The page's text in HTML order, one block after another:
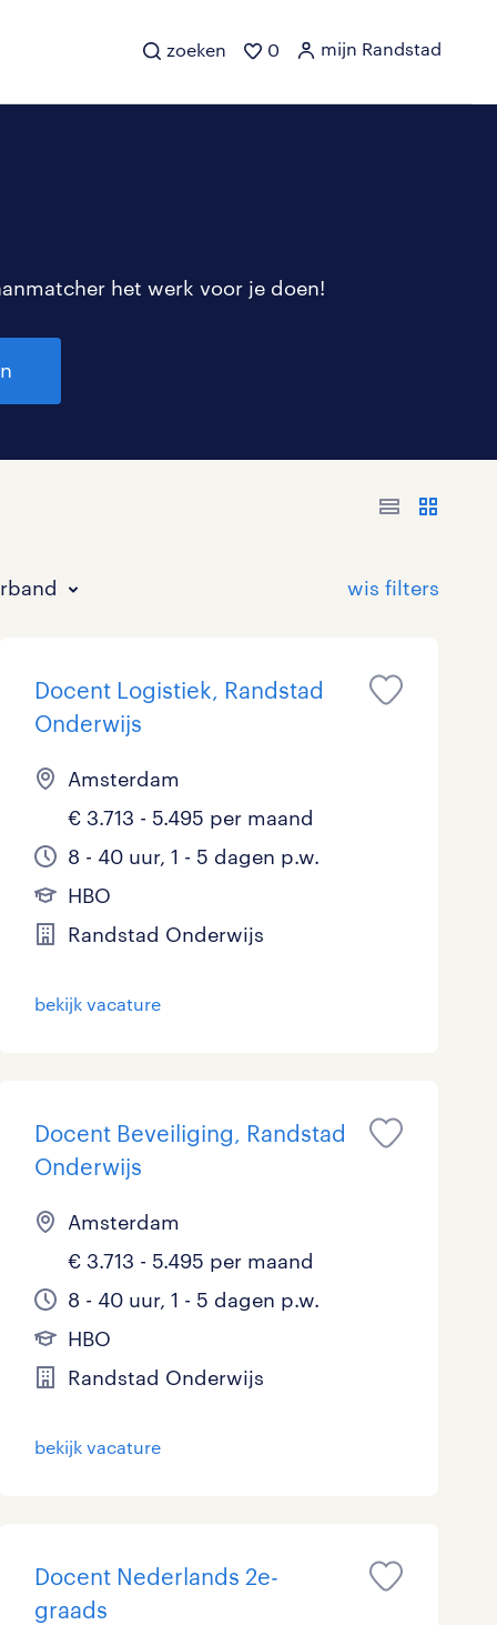
zoeken 0 mijn Randstad
het werk voor je doen!
0
Commercieel / Verkoop 0
Horeca / Catering
Schoonmaak 0
Techniek 2
HAVO/VWO 0
MBO
Ondersteunend onderwijs
17 - 24 uur 3
37 - 40+ uur 1
Tijdelijk met uitzicht op vast 3
Docent Logistiek, Randstad
Onderwijs
Amsterdam
€ 3.713 - 5.495 per maand
8 - 40 uur, 1 - 5 dagen p.w.
HBO
Randstad Onderwijs
bekijk vacature
Docent Beveiliging, Randstad
Onderwijs
Amsterdam
€ 3.713 - 5.495 per maand
8 - 40 uur, 1 - 5 dagen p.w.
HBO
Randstad Onderwijs
bekijk vacature
Docent Nederlands 2e-
graads